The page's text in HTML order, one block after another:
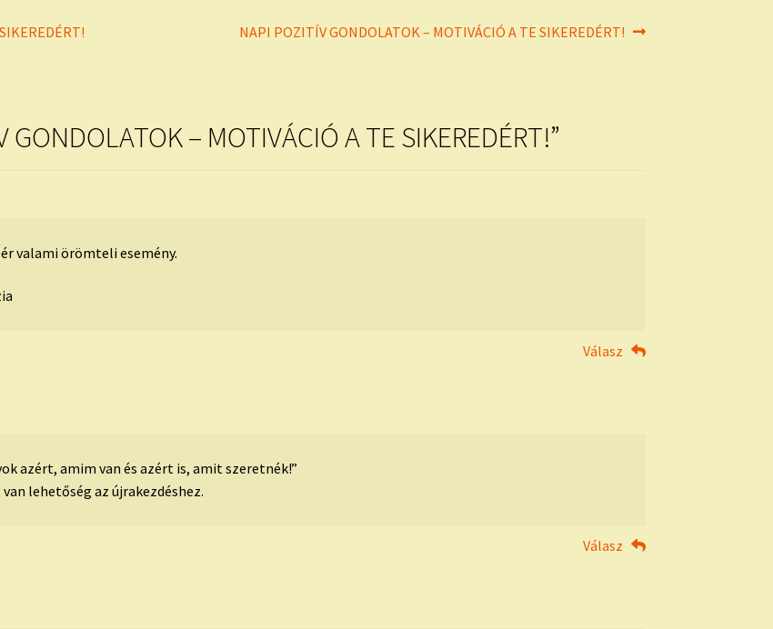
Next
NAPI POZITÍV GONDOLATOK – MOTIVÁCIÓ A TE SIKEREDÉRT!
GONDOLATOK – MOTIVÁCIÓ A TE SIKEREDÉRT!”
valami örömteli esemény.
Válasz
azért, amim van és azért is, amit szeretnék!”
van lehetőség az újrakezdéshez.
Válasz